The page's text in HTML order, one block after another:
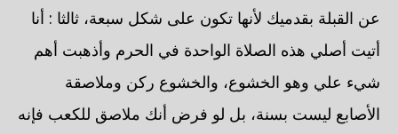
عن القبلة بقدميك لأنها تكون على شكل سبعة، ثالثا : أنا
أتيت أصلي هذه الصلاة الواحدة في الحرم وأذهبت أهم
شيء علي وهو الخشوع، والخشوع ركن وملاصقة
الأصابع ليست بسنة، بل لو فرض أنك ملاصق للكعب فإنه